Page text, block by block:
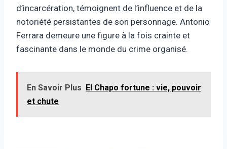
d’incarcération, témoignent de l’influence et de la
notoriété persistantes de son personnage. Antonio
Ferrara demeure une figure à la fois crainte et
fascinante dans le monde du crime organisé.
En Savoir Plus El Chapo fortune : vie, pouvoir
et chute